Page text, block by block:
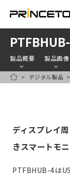
製品概要 製品画像
HOMEデジタル製品
ディスプレイ
きスマートモ
PTFBHUB-4は